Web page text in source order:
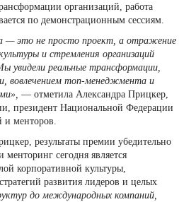
организаций, работа
по демонстрационным сессиям.
— это не просто проект, а отражение
и стремления организаций
увидели реальные трансформации,
вовлечением топ-менеджмента и
— отметила Александра Прицкер,
президент Национальной Федерации
и менторов.
результаты премии убедительно
менторинг сегодня является
корпоративной культуры,
развития лидеров и целых
до международных компаний,